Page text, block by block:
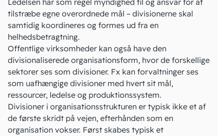
Ledelsen har som regel myndighed til og ansvar for at
tilstræbe egne overordnede mål – divisionerne skal
samtidig koordineres og formes ud fra en
helhedsbetragtning.
Offentlige virksomheder kan også have den
divisionaliserede organisationsform, hvor de forskellige
sektorer ses som divisioner. Fx kan forvaltninger ses
som uafhængige divisioner med hvert sit mål,
ressourcer, ledelse og produktionssystem.
Divisioner i organisationsstrukturen er typisk ikke et af
de første skridt på vejen, efterhånden som en
organisation vokser. Først skabes typisk et